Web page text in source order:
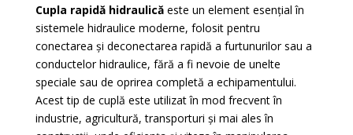
Cupla rapidă hidraulicăeste un element esențial în
sistemele hidraulice moderne, folosit pentru
conectarea și deconectarea rapidă a furtunurilor sau a
conductelor hidraulice, fără a fi nevoie de unelte
speciale sau de oprirea completă a echipamentului.
Acest tip de cuplă este utilizat în mod frecvent în
industrie, agricultură, transporturi și mai ales în